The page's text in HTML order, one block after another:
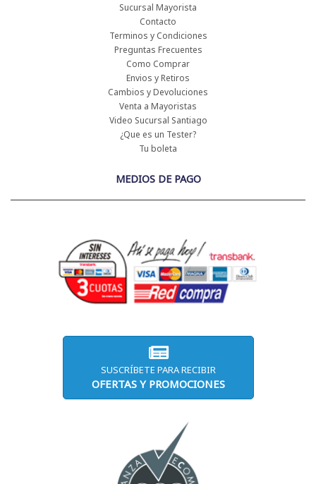
Sucursal Mayorista
Contacto
Terminos y Condiciones
Preguntas Frecuentes
Como Comprar
Envios y Retiros
Cambios y Devoluciones
Venta a Mayoristas
Video Sucursal Santiago
¿Que es un Tester?
Tu boleta
MEDIOS DE PAGO
SUSCRÍBETE PARA RECIBIR
OFERTAS Y PROMOCIONES